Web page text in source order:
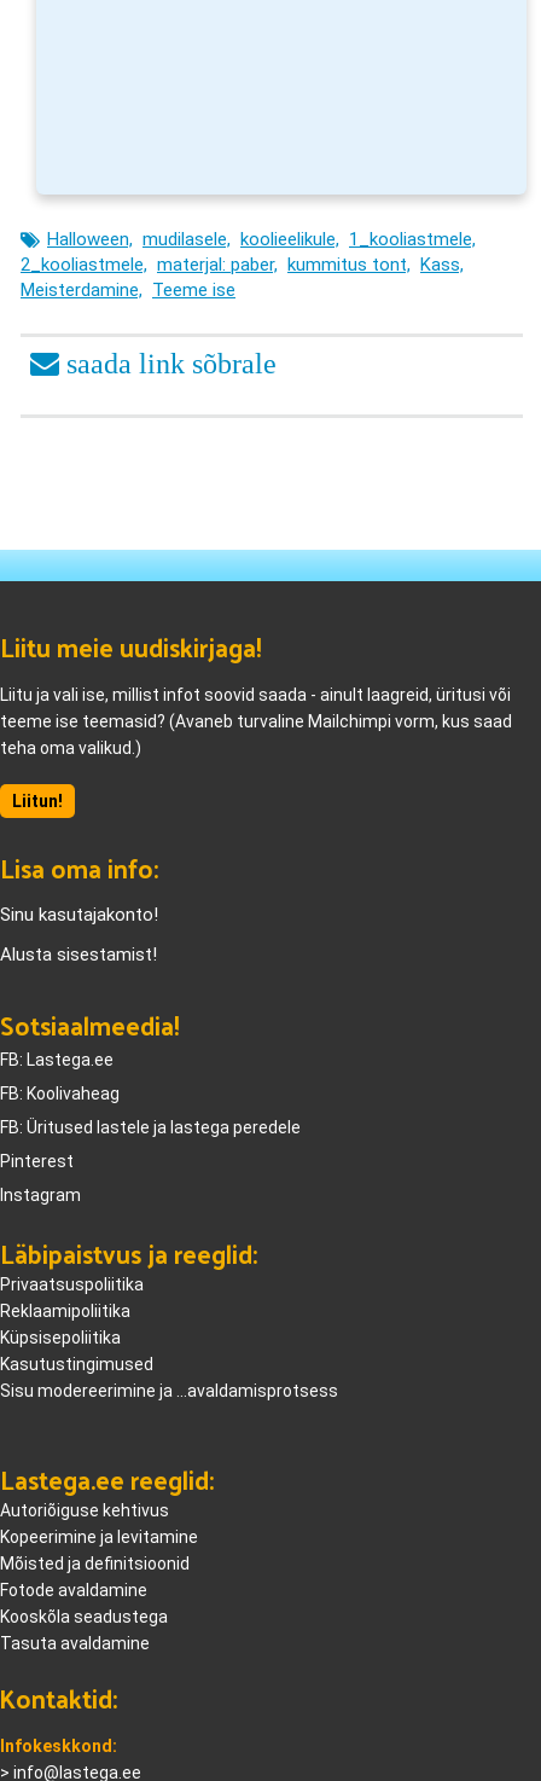
Halloween, mudilasele, koolieelikule, 1_kooliastmele,
2_kooliastmele, materjal: paber, kummitus tont, Kass,
Meisterdamine, Teeme ise
Liitu meie uudiskirjaga!
Liitu ja vali ise, millist infot soovid saada - ainult laagreid, üritusi või
teeme ise teemasid? (Avaneb turvaline Mailchimpi vorm, kus saad
teha oma valikud.)
Liitun!
Lisa oma info:
Sinu kasutajakonto!
Alusta sisestamist!
Sotsiaalmeedia!
FB: Lastega.ee
FB: Koolivaheag
FB: Üritused lastele ja lastega peredele
Pinterest
Instagram
Läbipaistvus ja reeglid:
Privaatsuspoliitika
Reklaamipoliitika
Küpsisepoliitika
Kasutustingimused
Sisu modereerimine ja ...avaldamisprotsess
Lastega.ee reeglid:
Autoriõiguse kehtivus
Kopeerimine ja levitamine
Mõisted ja definitsioonid
Fotode avaldamine
Kooskõla seadustega
Tasuta avaldamine
Kontaktid:
Infokeskkond:
> info@lastega.ee